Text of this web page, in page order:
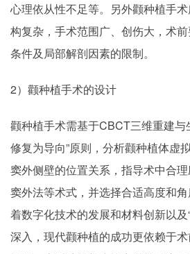
心理依从性不足等。另外颧种植手
构复杂，手术范围广、创伤大，术
条件及局部解剖因素的限制。
2）颧种植手术的设计
颧种植手术需基于CBCT三维重建与
修复为导向”原则，分析颧种植体虚
窦外侧壁的位置关系，指导术中合
窦外法等术式，并选择合适高度和
着数字化技术的发展和材料创新以及
深入，现代颧种植的成功更依赖于